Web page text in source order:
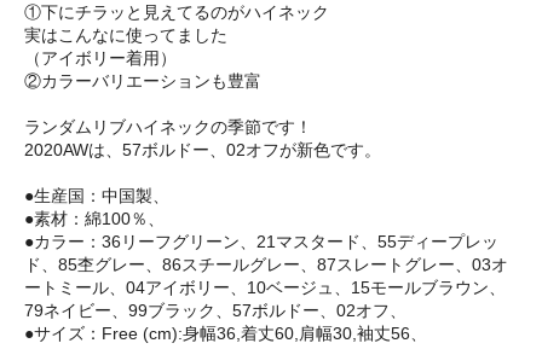
①下にチラッと見えてるのがハイネック
実はこんなに使ってました
（アイボリー着用）
②カラーバリエーションも豊富
ランダムリブハイネックの季節です！
2020AWは、57ボルドー、02オフが新色です。
●生産国：中国製、
●素材：綿100％、
●カラー：36リーフグリーン、21マスタード、55ディープレッ
ド、85杢グレー、86スチールグレー、87スレートグレー、03オ
ートミール、04アイボリー、10ベージュ、15モールブラウン、
79ネイビー、99ブラック、57ボルドー、02オフ、
●サイズ：Free (cm):身幅36,着丈60,肩幅30,袖丈56、